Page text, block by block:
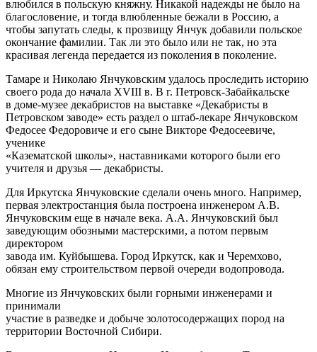
влюбился в польскую княжну. Никакой надежды не было на
благословение, и тогда влюбленные бежали в Россию, а
чтобы запутать следы, к прозвищу Янчук добавили польское
окончание фамилии. Так ли это было или не так, но эта
красивая легенда передается из поколения в поколение.
Тамаре и Николаю Янчуковским удалось проследить историю
своего рода до начала XVIII в. В г. Петровск-Забайкальске
в доме-музее декабристов на выставке «Декабристы в
Петровском заводе» есть раздел о штаб-лекаре Янчуковском
Федосее Федоровиче и его сыне Викторе Федосеевиче,
ученике
«Казематской школы», наставниками которого были его
учителя и друзья — декабристы.
Для Иркутска Янчуковские сделали очень много. Например,
первая электростанция была построена инженером А.В.
Янчуковским еще в начале века. А.А. Янчуковский был
заведующим обозными мастерскими, а потом первым
директором
завода им. Куйбышева. Город Иркутск, как и Черемхово,
обязан ему строительством первой очереди водопровода.
Многие из Янчуковских были горными инженерами и
принимали
участие в разведке и добыче золотосодержащих пород на
территории Восточной Сибири.